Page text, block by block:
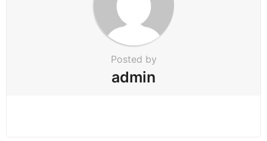
Posted by
admin